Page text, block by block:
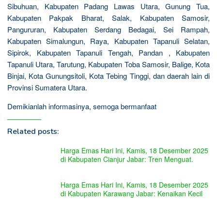
Sibuhuan, Kabupaten Padang Lawas Utara, Gunung Tua,
Kabupaten Pakpak Bharat, Salak, Kabupaten Samosir,
Pangururan, Kabupaten Serdang Bedagai, Sei Rampah,
Kabupaten Simalungun, Raya, Kabupaten Tapanuli Selatan,
Sipirok, Kabupaten Tapanuli Tengah, Pandan , Kabupaten
Tapanuli Utara, Tarutung, Kabupaten Toba Samosir, Balige, Kota
Binjai, Kota Gunungsitoli, Kota Tebing Tinggi, dan daerah lain di
Provinsi Sumatera Utara.
Demikianlah informasinya, semoga bermanfaat
Related posts:
Harga Emas Hari Ini, Kamis, 18 Desember 2025
di Kabupaten Cianjur Jabar: Tren Menguat.
Harga Emas Hari Ini, Kamis, 18 Desember 2025
di Kabupaten Karawang Jabar: Kenaikan Kecil